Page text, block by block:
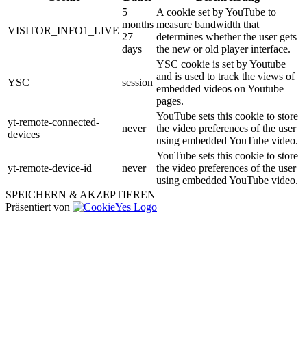
VISITOR_INFO1_LIVE
5
months
27
days
A cookie set by YouTube to
measure bandwidth that
determines whether the user gets
the new or old player interface.
YSC session
YSC cookie is set by Youtube
and is used to track the views of
embedded videos on Youtube
pages.
yt-remote-connected-
devices
never
YouTube sets this cookie to store
the video preferences of the user
using embedded YouTube video.
yt-remote-device-id never
YouTube sets this cookie to store
the video preferences of the user
using embedded YouTube video.
SPEICHERN & AKZEPTIEREN
Präsentiert von